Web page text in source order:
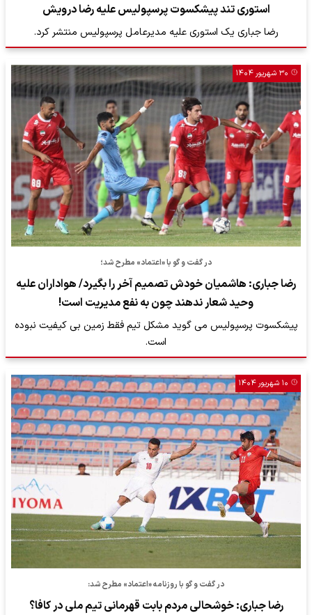
استوری تند پیشکسوت پرسپولیس علیه رضا درویش
رضا جباری یک استوری علیه مدیرعامل پرسپولیس منتشر کرد.
۳۰ شهریور ۱۴۰۴
در گفت و گو با «اعتماد» مطرح شد؛
رضا جباری: هاشمیان خودش تصمیم آخر را بگیرد/ هواداران علیه
وحید شعار ندهند چون به نفع مدیریت است!
پیشکسوت پرسپولیس می گوید مشکل تیم فقط زمین بی کیفیت نبوده
است.
۱۰ شهریور ۱۴۰۴
در گفت و گو با روزنامه «اعتماد» مطرح شد:
رضا جباری: خوشحالی مردم بابت قهرمانی تیم ملی در کافا؟